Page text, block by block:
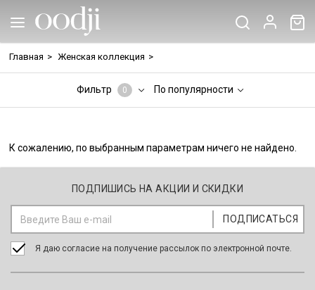
Главная > Женская коллекция >
Фильтр 0 По популярности
К сожалению, по выбранным параметрам ничего не найдено.
ПОДПИШИСЬ НА АКЦИИ И СКИДКИ
Я даю согласие на получение рассылок по электронной почте.